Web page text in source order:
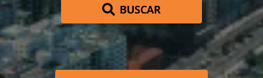
BUSCAR